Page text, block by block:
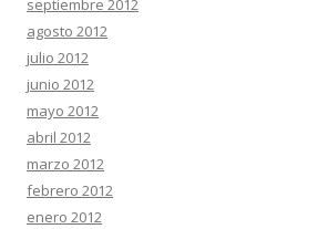
septiembre 2012
agosto 2012
julio 2012
junio 2012
mayo 2012
abril 2012
marzo 2012
febrero 2012
enero 2012